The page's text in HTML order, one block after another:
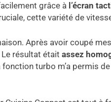
grâce à l’écran
cette variété de
Après avoir coupé
résultat était assez
turbo m’a permis